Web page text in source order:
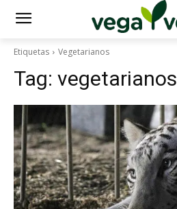
Etiquetas Vegetarianos
Tag: vegetarianos